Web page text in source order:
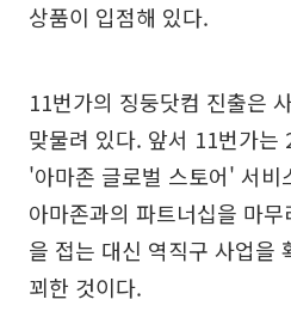
상품이 입점해 있다.
11번가의 징둥닷컴 진출은
맞물려 있다. 앞서 11번가는
'아마존 글로벌 스토어' 서비
아마존과의 파트너십을 마
을 접는 대신 역직구 사업을
꾀한 것이다.